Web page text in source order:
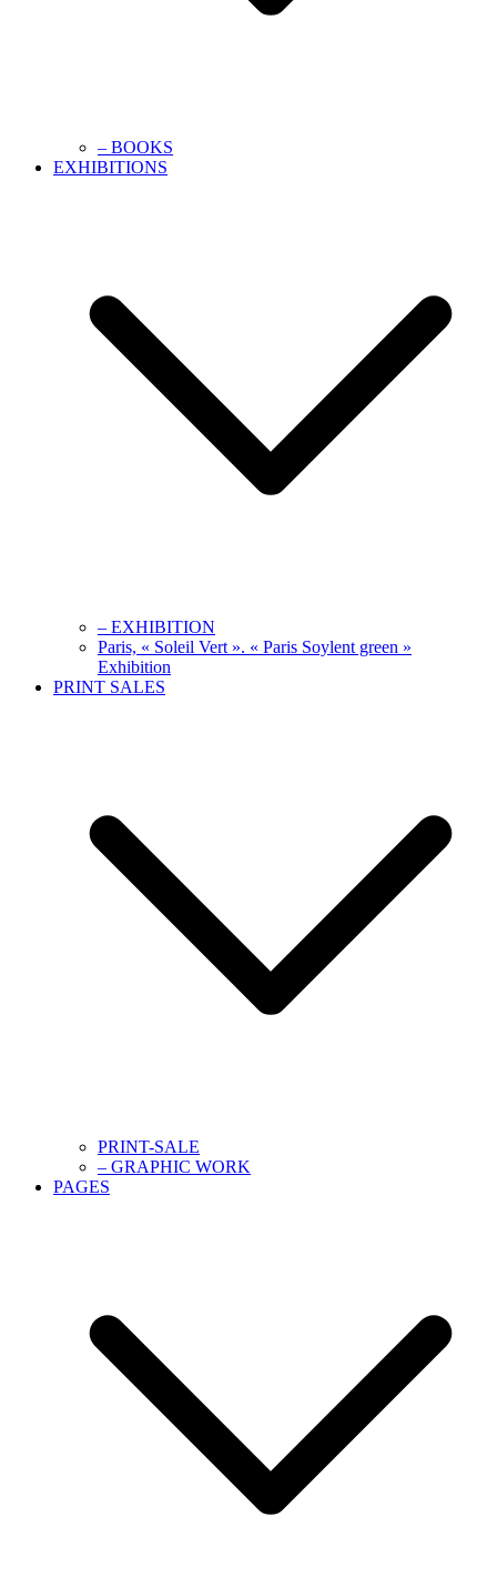
– BOOKS
EXHIBITIONS
– EXHIBITION
Paris, « Soleil Vert ». « Paris Soylent green »
Exhibition
PRINT SALES
PRINT-SALE
– GRAPHIC WORK
PAGES